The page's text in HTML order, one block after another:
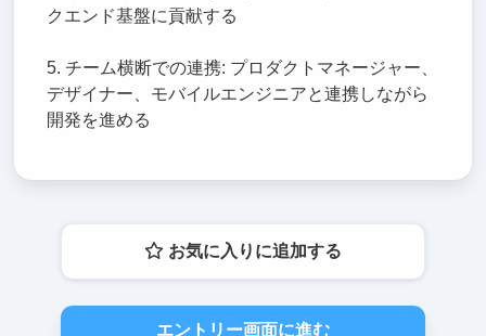
クエンド基盤に貢献する
5. チーム横断での連携: プロダクトマネージャー、
デザイナー、モバイルエンジニアと連携しながら
開発を進める
お気に入りに追加する
エントリー画面に進む